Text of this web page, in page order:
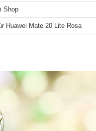
Shop
Huawei Mate 20 Lite Rosa